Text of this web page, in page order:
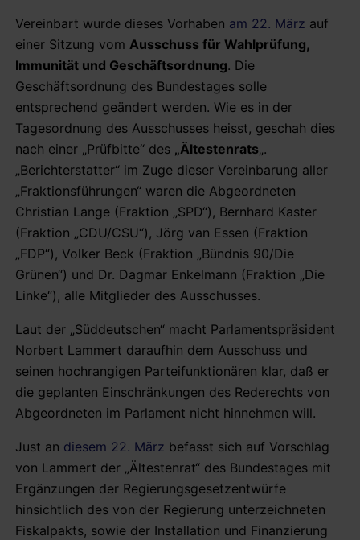
Vereinbart wurde dieses Vorhaben am 22. März auf
einer Sitzung vom Ausschuss für Wahlprüfung,
Immunität und Geschäftsordnung. Die
Geschäftsordnung des Bundestages solle
entsprechend geändert werden. Wie es in der
Tagesordnung des Ausschusses heisst, geschah dies
nach einer „Prüfbitte“ des „Ältestenrats„.
„Berichterstatter“ im Zuge dieser Vereinbarung aller
„Fraktionsführungen“ waren die Abgeordneten
Christian Lange (Fraktion „SPD“), Bernhard Kaster
(Fraktion „CDU/CSU“), Jörg van Essen (Fraktion
„FDP“), Volker Beck (Fraktion „Bündnis 90/Die
Grünen“) und Dr. Dagmar Enkelmann (Fraktion „Die
Linke“), alle Mitglieder des Ausschusses.
Laut der „Süddeutschen“ macht Parlamentspräsident
Norbert Lammert daraufhin dem Ausschuss und
seinen hochrangigen Parteifunktionären klar, daß er
die geplanten Einschränkungen des Rederechts von
Abgeordneten im Parlament nicht hinnehmen will.
Just an diesem 22. März befasst sich auf Vorschlag
von Lammert der „Ältestenrat“ des Bundestages mit
Ergänzungen der Regierungsgesetzentwürfe
hinsichtlich des von der Regierung unterzeichneten
Fiskalpakts, sowie der Installation und Finanzierung